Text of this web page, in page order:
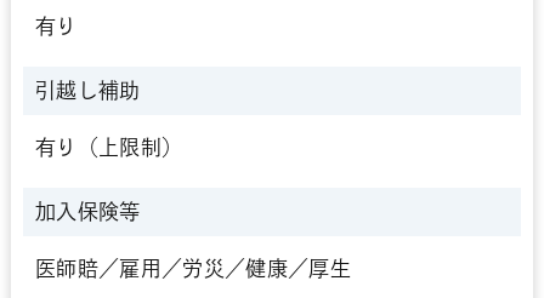
有り
引越し補助
有り（上限制）
加入保険等
医師賠／雇用／労災／健康／厚生